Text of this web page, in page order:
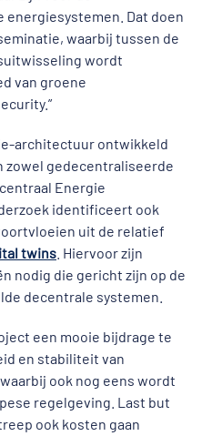
Dat doen
waarbij tussen de
wordt
van groene
architectuur ontwikkeld
zowel gedecentraliseerde
Energie
identificeert ook
uit de relatief
twins . Hiervoor zijn
nodig die gericht zijn op de
decentrale systemen.
een mooie bijdrage te
en stabiliteit van
ook nog eens wordt
regelgeving. Last but
ook kosten gaan